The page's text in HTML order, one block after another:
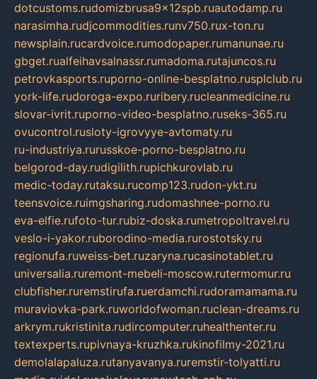
dotcustoms.rudomizbrusa9x12spb.ruautodamp.ru
narasimha.rudjcommodities.runv750.rux-ton.ru
newsplain.rucardvoice.rumodopaper.rumanunae.ru
gbget.rualfeihavsalnassr.rumadoma.rutajuncos.ru
petrovkasports.ruporno-online-besplatno.rusplclub.ru
york-life.rudoroga-expo.ruribery.rucleanmedicine.ru
slovar-ivrit.ruporno-video-besplatno.ruseks-365.ru
ovucontrol.rusloty-igrovyye-avtomaty.ru
ru-industriya.rurusskoe-porno-besplatno.ru
belgorod-day.rudigilith.rupichkurovlab.ru
medic-today.rutaksu.rucomp123.rudon-ykt.ru
teensvoice.ruimgsharing.rudomashnee-porno.ru
eva-elfie.rufoto-tur.rubiz-doska.rumetropoltravel.ru
veslo-i-yakor.ruborodino-media.rurostotsky.ru
regionufa.ruweiss-bet.ruzaryna.rucasinotablet.ru
universalia.ruremont-mebeli-moscow.rutermomur.ru
clubfisher.ruremstirufa.ruerdamchi.rudoramamama.ru
muraviovka-park.ruworldofwoman.ruclean-dreams.ru
arkrym.rukristinita.rudircomputer.ruhealthenter.ru
textexperts.rupivnaya-kruzhka.rukinofilmy-2021.ru
demolalapaluza.rutanyavanya.ruremstir-tolyatti.ru